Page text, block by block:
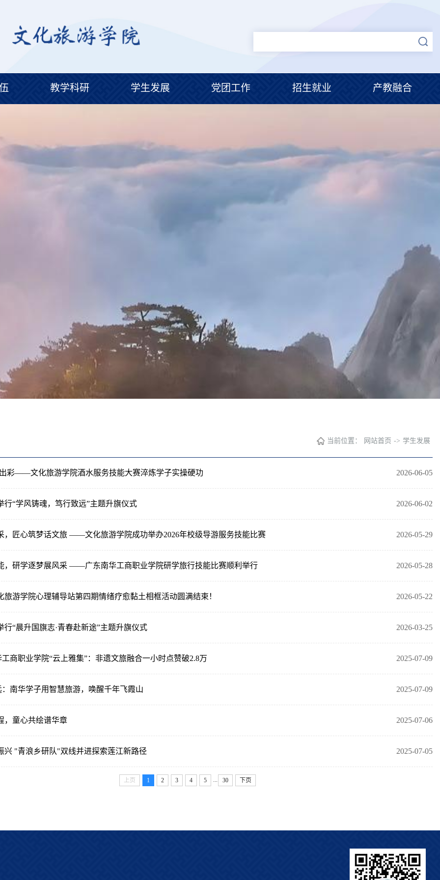
教学科研 学生发展 党团工作 招生就业 产教融合
当前位置： 网站首页 -> 学生发展
2026-06-05
彩——文化旅游学院酒水服务技能大赛淬炼学子实操硬功
2026-06-02
行“学风铸魂，笃行致远”主题升旗仪式
2026-05-29
，匠心筑梦话文旅 ——文化旅游学院成功举办2026年校级导游服务技能比赛
2026-05-28
，研学逐梦展风采 ——广东南华工商职业学院研学旅行技能比赛顺利举行
2026-05-22
旅游学院心理辅导站第四期情绪疗愈黏土相框活动圆满结束！
2026-03-25
行“晨升国旗志·青春赴新途”主题升旗仪式
2025-07-09
商职业学院“云上雅集”：非遗文旅融合一小时点赞破2.8万
2025-07-09
：南华学子用智慧旅游，唤醒千年飞霞山
2025-07-06
，童心共绘谱华章
2025-07-05
兴 "青浪乡研队"双线并进探索莲江新路径
上页 1 2 3 4 5 30 下页